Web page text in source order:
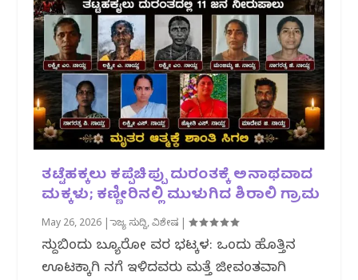
ತಟ್ಟೆಹಕ್ಕಲು ಕಪ್ಪೆಚಿಪ್ಪು ದುರಂತಕ್ಕೆ ಅನಾಥವಾದ
ಮಕ್ಕಳು; ಕಣ್ಣೀರಿನಲ್ಲಿ ಮುಳುಗಿದ ಶಿರಾಲಿ ಗ್ರಾಮ
May 26, 2026 |ರಾಜ್ಯ ಸುದ್ದಿ,ವಿಶೇಷ |
ಸುದ್ದಿಬಿಂದು ಬ್ಯೂರೋ ವರದಿ ಭಟ್ಕಳ: ಒಂದು ಹೊತ್ತಿನ
ಊಟಕ್ಕಾಗಿ ನದಿಗೆ ಇಳಿದವರು ಮತ್ತೆ ಜೀವಂತವಾಗಿ